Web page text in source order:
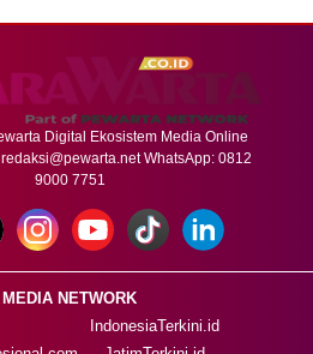
Digital Ekosistem Media Online
redaksi@pewarta.netWhatsApp: 0812
9000 7751
MEDIA NETWORK
IndonesiaTerkini.id